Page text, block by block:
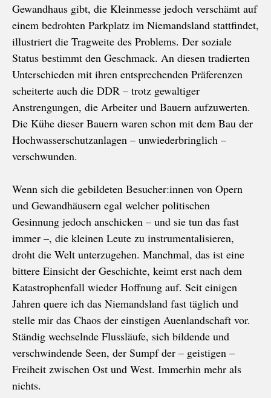
Gewandhaus gibt, die Kleinmesse jedoch verschämt auf
einem bedrohten Parkplatz im Niemandsland stattfindet,
illustriert die Tragweite des Problems. Der soziale
Status bestimmt den Geschmack. An diesen tradierten
Unterschieden mit ihren entsprechenden Präferenzen
scheiterte auch die DDR – trotz gewaltiger
Anstrengungen, die Arbeiter und Bauern aufzuwerten.
Die Kühe dieser Bauern waren schon mit dem Bau der
Hochwasserschutzanlagen – unwiederbringlich –
verschwunden.
Wenn sich die gebildeten Besucher:innen von Opern
und Gewandhäusern egal welcher politischen
Gesinnung jedoch anschicken – und sie tun das fast
immer –, die kleinen Leute zu instrumentalisieren,
droht die Welt unterzugehen. Manchmal, das ist eine
bittere Einsicht der Geschichte, keimt erst nach dem
Katastrophenfall wieder Hoffnung auf. Seit einigen
Jahren quere ich das Niemandsland fast täglich und
stelle mir das Chaos der einstigen Auenlandschaft vor.
Ständig wechselnde Flussläufe, sich bildende und
verschwindende Seen, der Sumpf der – geistigen –
Freiheit zwischen Ost und West. Immerhin mehr als
nichts.